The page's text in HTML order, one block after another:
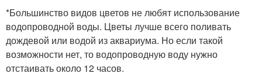
*Большинство видов цветов не любят использование
водопроводной воды. Цветы лучше всего поливать
дождевой или водой из аквариума. Но если такой
возможности нет, то водопроводную воду нужно
отстаивать около 12 часов.